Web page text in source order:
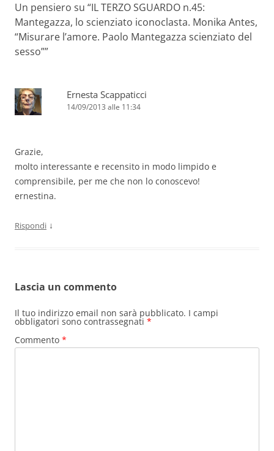
Un pensiero su “IL TERZO SGUARDO n.45:
Mantegazza, lo scienziato iconoclasta. Monika Antes,
“Misurare l’amore. Paolo Mantegazza scienziato del
sesso””
Ernesta Scappaticci
14/09/2013 alle 11:34
Grazie,
molto interessante e recensito in modo limpido e
comprensibile, per me che non lo conoscevo!
ernestina.
Rispondi ↓
Lascia un commento
Il tuo indirizzo email non sarà pubblicato. I campi
obbligatori sono contrassegnati *
Commento *